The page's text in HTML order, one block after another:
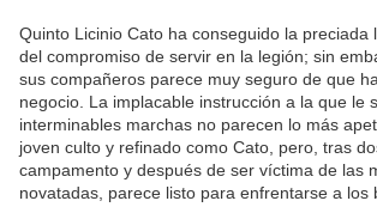
Quinto Licinio Cato ha conseguido la preciada
del compromiso de servir en la legión; sin
sus compañeros parece muy seguro de que
negocio. La implacable instrucción a la que le
interminables marchas no parecen lo más
joven culto y refinado como Cato, pero, tras
campamento y después de ser víctima de las
novatadas, parece listo para enfrentarse a los